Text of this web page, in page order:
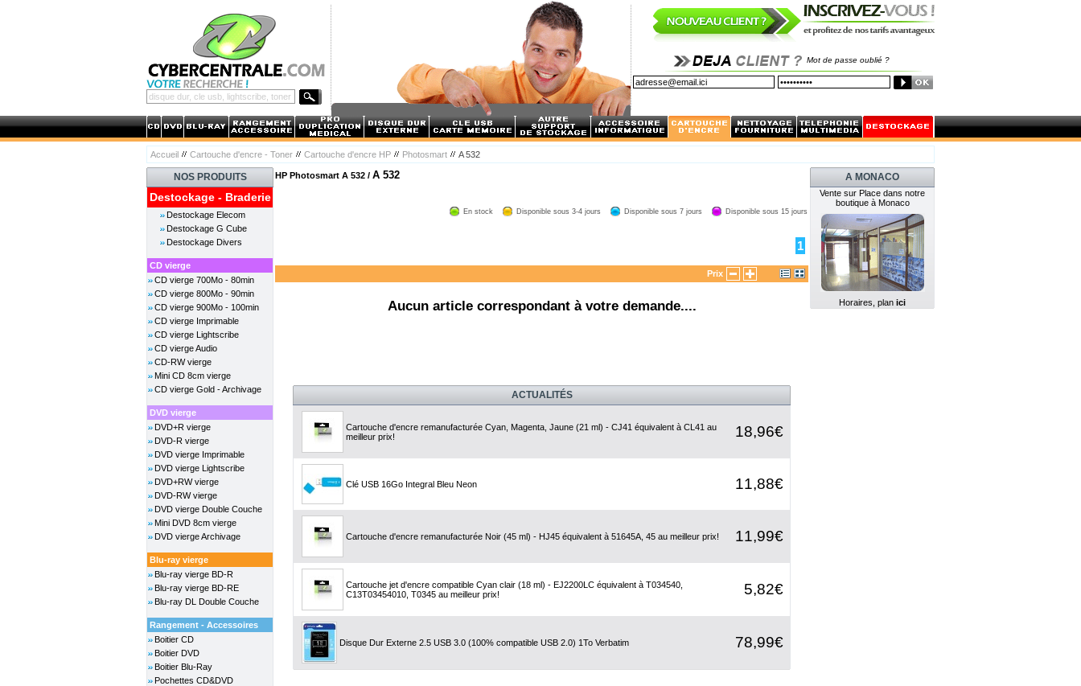
Mot de passe oublié ?
Accueil Cartouche d'encre - Toner Cartouche d'encre HP Photosmart A 532
NOS PRODUITS
Destockage - Braderie
Destockage Elecom
Destockage G Cube
Destockage Divers
CD vierge
CD vierge 700Mo - 80min
CD vierge 800Mo - 90min
CD vierge 900Mo - 100min
CD vierge Imprimable
CD vierge Lightscribe
CD vierge Audio
CD-RW vierge
Mini CD 8cm vierge
CD vierge Gold - Archivage
DVD vierge
DVD+R vierge
DVD-R vierge
DVD vierge Imprimable
DVD vierge Lightscribe
DVD+RW vierge
DVD-RW vierge
DVD vierge Double Couche
Mini DVD 8cm vierge
DVD vierge Archivage
Blu-ray vierge
Blu-ray vierge BD-R
Blu-ray vierge BD-RE
Blu-ray DL Double Couche
Rangement - Accessoires
Boitier CD
Boitier DVD
Boitier Blu-Ray
Pochettes CD&DVD
HP Photosmart A 532 / A 532
En stock Disponible sous 3-4 jours Disponible sous 7 jours Disponible sous 15 jours
1
Prix
Aucun article correspondant à votre demande....
ACTUALITÉS
Cartouche d'encre remanufacturée Cyan, Magenta, Jaune (21 ml) - CJ41 équivalent à CL41 au
meilleur prix!
18,96€
Clé USB 16Go Integral Bleu Neon 11,88€
Cartouche d'encre remanufacturée Noir (45 ml) - HJ45 équivalent à 51645A, 45 au meilleur prix! 11,99€
Cartouche jet d'encre compatible Cyan clair (18 ml) - EJ2200LC équivalent à T034540,
C13T03454010, T0345 au meilleur prix!
5,82€
Disque Dur Externe 2.5 USB 3.0 (100% compatible USB 2.0) 1To Verbatim 78,99€
A MONACO
Vente sur Place dans notre
boutique à Monaco
Horaires, plan ici